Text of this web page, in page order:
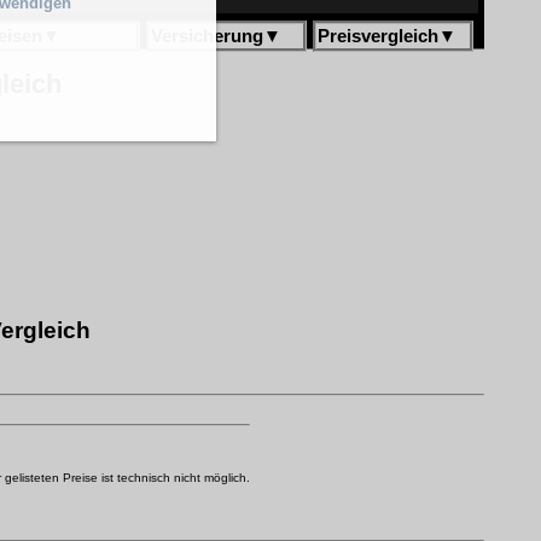
Versicherung▼ Preisvergleich▼
Preise ist technisch nicht möglich.